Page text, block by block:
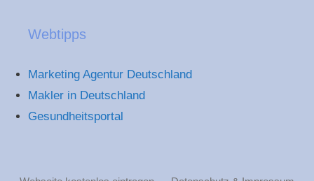
Webtipps
Marketing Agentur Deutschland
Makler in Deutschland
Gesundheitsportal